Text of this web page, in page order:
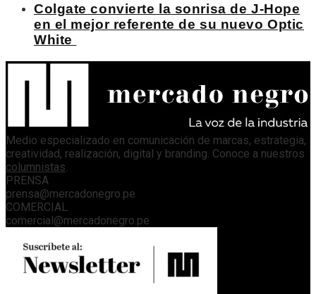
Colgate convierte la sonrisa de J-Hope
en el mejor referente de su nuevo Optic
White
Medio especializado en comunicación de marcas, estrategia,
creatividad, realización, digital y branding. Conoce a nuestros
columnistas
PRENSA
prensa@mercadonegro.pe
COMERCIAL
comercial@mercadonegro.pe